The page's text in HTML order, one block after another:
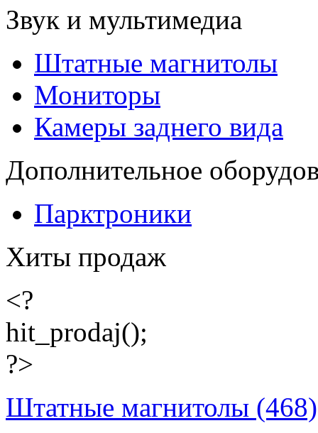
Звук и мультимедиа
Штатные магнитолы
Мониторы
Камеры заднего вида
Дополнительное
Парктроники
Хиты продаж
<?
hit_prodaj();
?>
Штатные магнитолы (468)